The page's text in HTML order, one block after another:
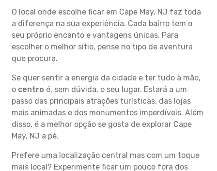
O local onde escolhe ficar em Cape May, NJ faz toda
a diferença na sua experiência. Cada bairro tem o
seu próprio encanto e vantagens únicas. Para
escolher o melhor sítio, pense no tipo de aventura
que procura.
Se quer sentir a energia da cidade e ter tudo à mão,
o centro é, sem dúvida, o seu lugar. Estará a um
passo das principais atrações turísticas, das lojas
mais animadas e dos monumentos imperdíveis. Além
disso, é a melhor opção se gosta de explorar Cape
May, NJ a pé.
Prefere uma localização central mas com um toque
mais local? Experimente ficar um pouco fora dos